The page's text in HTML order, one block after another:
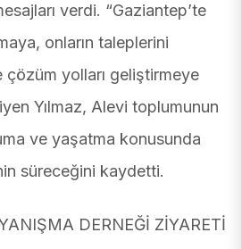
verdi. “Gaziantep’te
onların taleplerini
yolları geliştirmeye
Yılmaz, Alevi toplumunun
ve yaşatma konusunda
süreceğini kaydetti.
DERNEĞİ ZİYARETİ